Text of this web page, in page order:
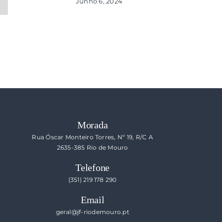
Morada
Rua Óscar Monteiro Torres, Nº 19, R/C A
2635-385 Rio de Mouro
Telefone
(351) 219 178 290
Email
geral@jf-riodemouro.pt